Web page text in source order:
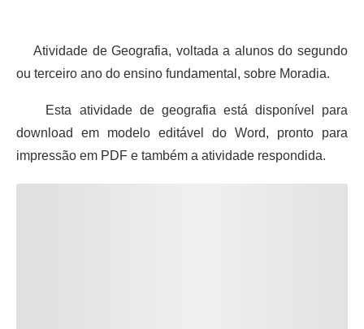
Atividade de Geografia, voltada a alunos do segundo
ou terceiro ano do ensino fundamental, sobre Moradia.
Esta atividade de geografia está disponível para
download em modelo editável do Word, pronto para
impressão em PDF e também a atividade respondida.